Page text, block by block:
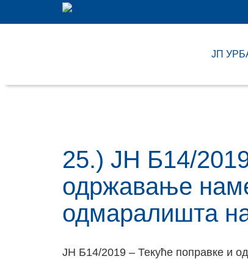
ЈП
25.) ЈН Б14/
одржавањe
одмаралишта
ЈН Б14/2019 – Текуће поправке и